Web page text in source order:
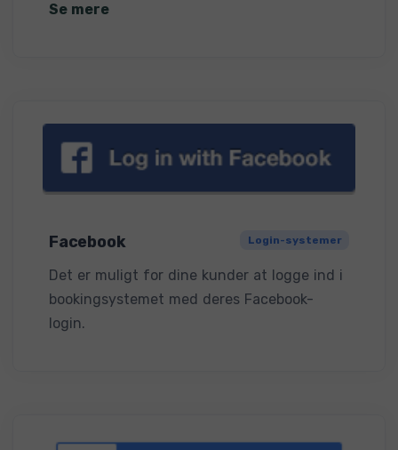
Se mere
Facebook Login-systemer
Det er muligt for dine kunder at logge ind i
bookingsystemet med deres Facebook-
login.